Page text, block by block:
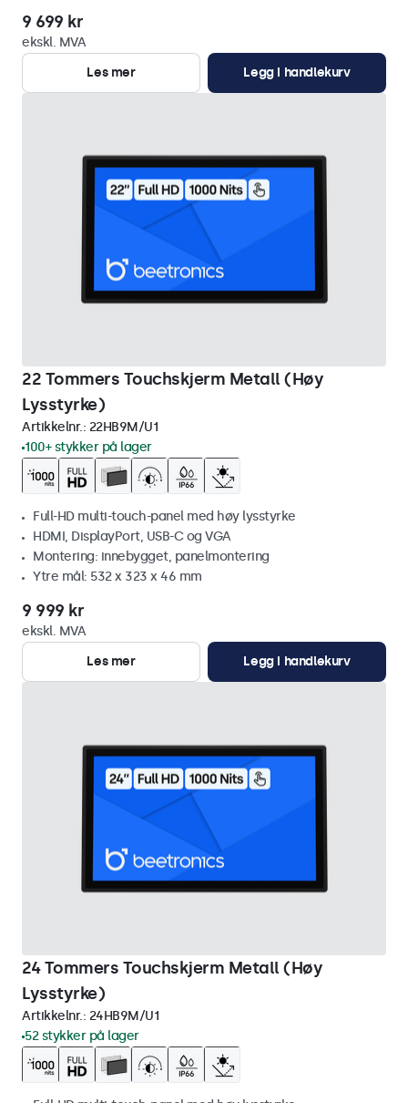
9 699 kr
ekskl. MVA
Les mer
Legg i handlekurv
22 Tommers Touchskjerm Metall (Høy
Lysstyrke)
Artikkelnr.: 22HB9M/U1
100+ stykker på lager
Full-HD multi-touch-panel med høy lysstyrke
HDMI, DisplayPort, USB-C og VGA
Montering: innebygget, panelmontering
Ytre mål: 532 x 323 x 46 mm
9 999 kr
ekskl. MVA
Les mer
Legg i handlekurv
24 Tommers Touchskjerm Metall (Høy
Lysstyrke)
Artikkelnr.: 24HB9M/U1
52 stykker på lager